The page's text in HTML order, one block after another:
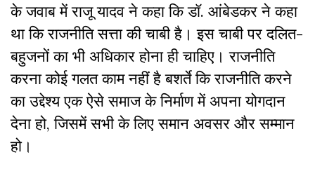
के जवाब में राजू यादव ने कहा कि डॉ. आंबेडकर ने कहा
था कि राजनीति सत्ता की चाबी है। इस चाबी पर दलित-
बहुजनों का भी अधिकार होना ही चाहिए। राजनीति
करना कोई गलत काम नहीं है बशर्ते कि राजनीति करने
का उद्देश्य एक ऐसे समाज के निर्माण में अपना योगदान
देना हो, जिसमें सभी के लिए समान अवसर और सम्मान
हो।